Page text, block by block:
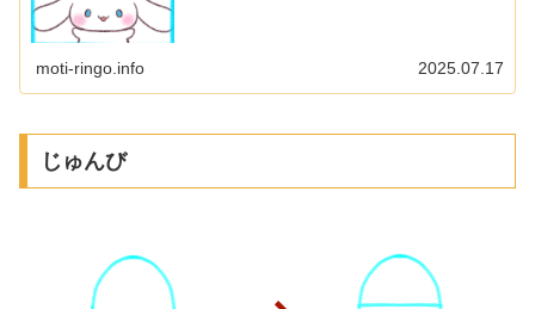
moti-ringo.info 2025.07.17
じゅんび